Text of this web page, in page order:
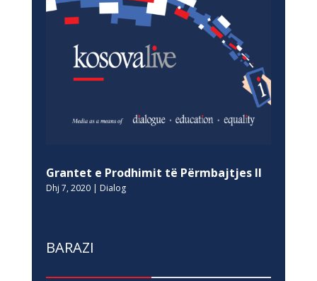
Grantet e Prodhimit të Përmbajtjes II
Dhj 7, 2020| Dialog
BARAZI